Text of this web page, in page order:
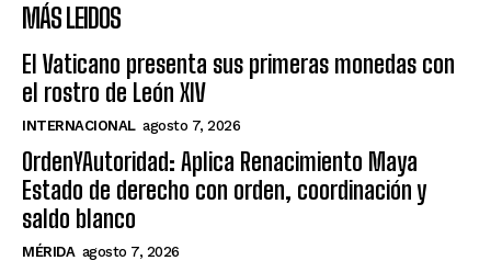
MÁS LEIDOS
El Vaticano presenta sus primeras monedas con
el rostro de León XIV
INTERNACIONAL agosto 7, 2026
OrdenYAutoridad: Aplica Renacimiento Maya
Estado de derecho con orden, coordinación y
saldo blanco
MÉRIDA agosto 7, 2026